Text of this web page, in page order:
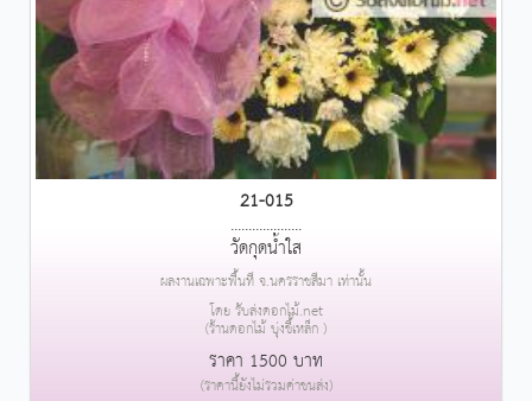
21-015
....................
วัดกุดน้ำใส
ผลงานเฉพาะพื้นที่ จ.นครราชสีมา เท่านั้น
โดย รับส่งดอกไม้.net
(ร้านดอกไม้ บุ่งขี้เหล็ก )
ราคา 1500 บาท
(ราคานี้ยังไม่รวมค่าขนส่ง)